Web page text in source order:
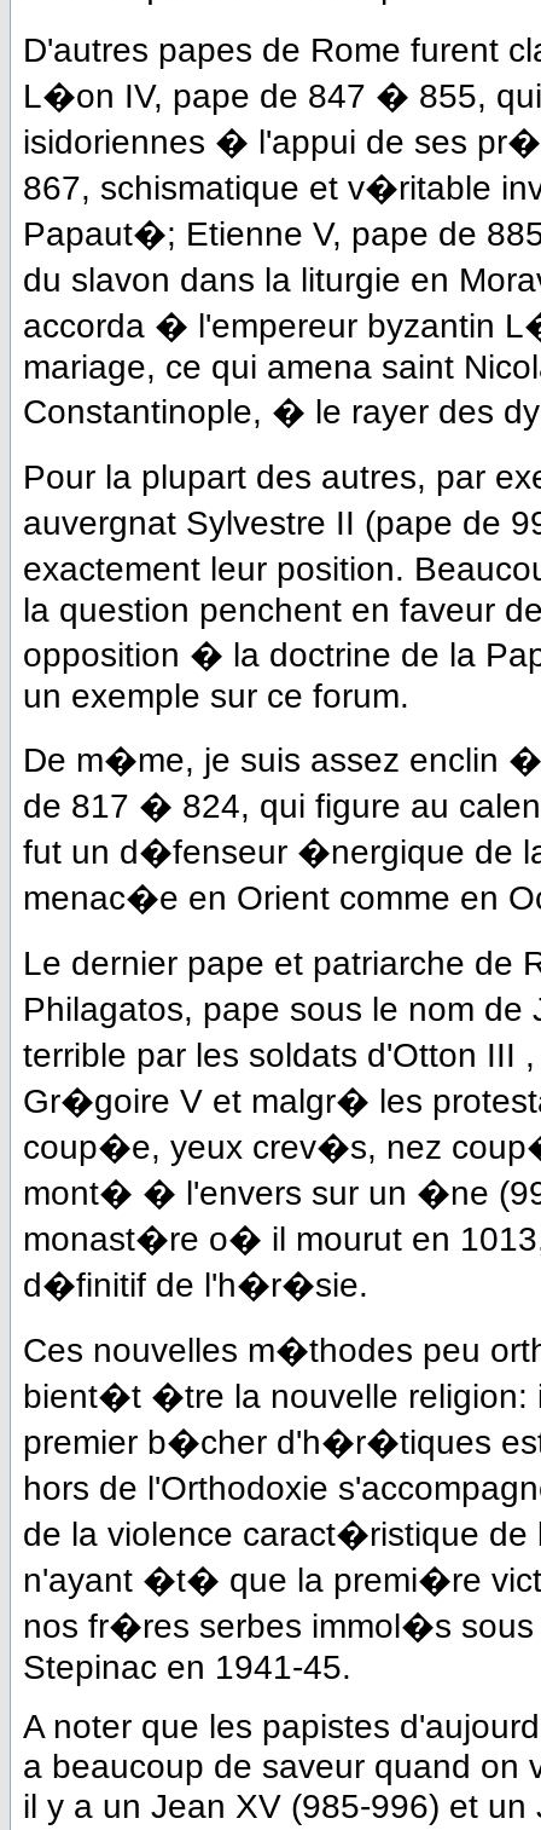
D'autres papes de Rome furent
L�on IV, pape de 847 � 855,
isidoriennes � l'appui de ses
867, schismatique et v�ritable
Papaut�; Etienne V, pape de
du slavon dans la liturgie en
accorda � l'empereur byzantin
mariage, ce qui amena saint
Constantinople, � le rayer des
Pour la plupart des autres, par
auvergnat Sylvestre II (pape de
exactement leur position.
la question penchent en faveur
opposition � la doctrine de la
un exemple sur ce forum.
De m�me, je suis assez enclin
de 817 � 824, qui figure au
fut un d�fenseur �nergique de
menac�e en Orient comme en
Le dernier pape et patriarche de
Philagatos, pape sous le nom
terrible par les soldats d'Otton
Gr�goire V et malgr� les
coup�e, yeux crev�s, nez
mont� � l'envers sur un �ne
monast�re o� il mourut en
d�finitif de l'h�r�sie.
Ces nouvelles m�thodes peu
bient�t �tre la nouvelle religion:
premier b�cher d'h�r�tiques
hors de l'Orthodoxie
de la violence caract�ristique
n'ayant �t� que la premi�re
nos fr�res serbes immol�s
Stepinac en 1941-45.
A noter que les papistes
a beaucoup de saveur quand on
il y a un Jean XV (985-996) et